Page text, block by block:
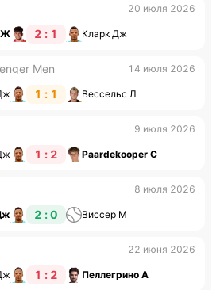
20 июля 2026
Ж 2 : 1 Кларк Дж
Men 14 июля 2026
1 : 1 Вессельс Л
9 июля 2026
1 : 2 Paardekooper С
8 июля 2026
2 : 0 Виссер М
22 июня 2026
1 : 2 Пеллегрино А